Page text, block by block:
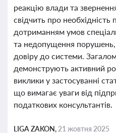
реакцію влади та
свідчить про
дотриманням умов
та недопущення
довіру до системи.
демонструють активний
виклики у застосуванні
що вимагає уваги від
податкових консультантів.
LIGA ZAKON, 21 жовтня 2025